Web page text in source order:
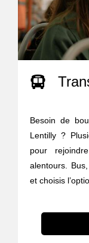
Besoin de
Lentilly ?
pour
alentours.
et choisis